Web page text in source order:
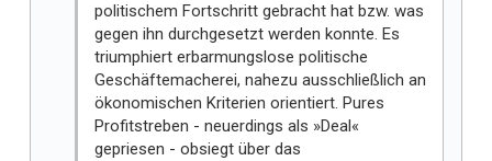
politischem Fortschritt gebracht hat bzw. was
gegen ihn durchgesetzt werden konnte. Es
triumphiert erbarmungslose politische
Geschäftemacherei, nahezu ausschließlich an
ökonomischen Kriterien orientiert. Pures
Profitstreben - neuerdings als »Deal«
gepriesen - obsiegt über das